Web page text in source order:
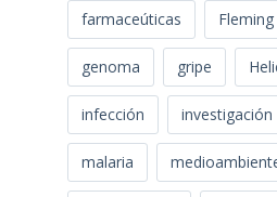
farmaceúticas Fleming
genoma gripe
infección investigación
malaria